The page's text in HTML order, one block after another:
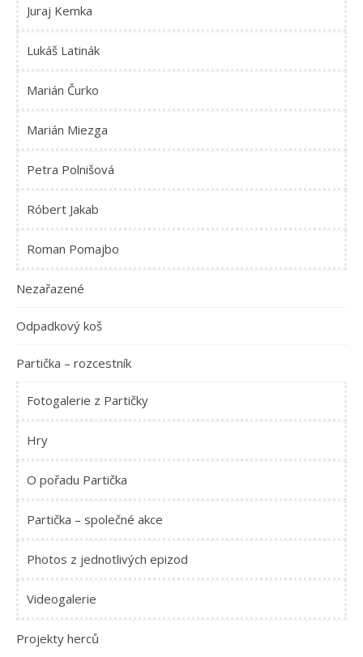
Juraj Kemka
Lukáš Latinák
Marián Čurko
Marián Miezga
Petra Polnišová
Róbert Jakab
Roman Pomajbo
Nezařazené
Odpadkový koš
Partička – rozcestník
Fotogalerie z Partičky
Hry
O pořadu Partička
Partička – společné akce
Photos z jednotlivých epizod
Videogalerie
Projekty herců